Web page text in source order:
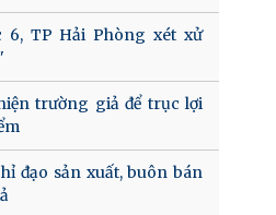
6, TP Hải Phòng xét xử
trường giả để trục lợi
đạo sản xuất, buôn bán